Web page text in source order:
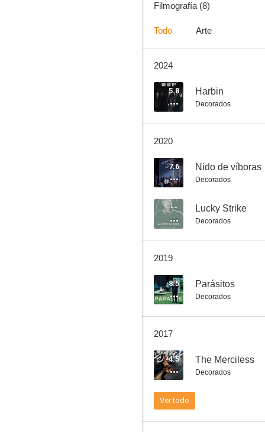
Filmografía (8)
Todo Arte
2024
5.8 Harbin
Decorados
2020
7.6 Nido de víboras
Decorados
-- Lucky Strike
Decorados
2019
8.5 Parásitos
Decorados
2017
4.5 The Merciless
Decorados
Ver todo